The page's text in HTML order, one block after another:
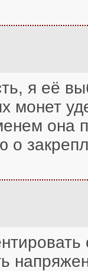
я её
монет
она